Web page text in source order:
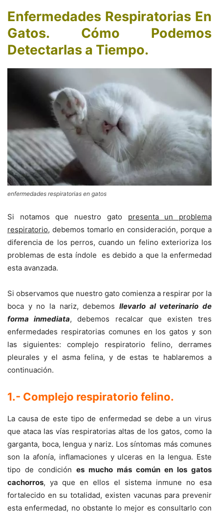
Enfermedades Respiratorias En
Gatos. Cómo Podemos
Detectarlas a Tiempo.
enfermedades respiratorias en gatos
Si notamos que nuestro gato presenta un problema
respiratorio, debemos tomarlo en consideración, porque a
diferencia de los perros, cuando un felino exterioriza los
problemas de esta índole es debido a que la enfermedad
esta avanzada.
Si observamos que nuestro gato comienza a respirar por la
boca y no la nariz, debemos llevarlo al veterinario de
forma inmediata, debemos recalcar que existen tres
enfermedades respiratorias comunes en los gatos y son
las siguientes: complejo respiratorio felino, derrames
pleurales y el asma felina, y de estas te hablaremos a
continuación.
1.- Complejo respiratorio felino.
La causa de este tipo de enfermedad se debe a un virus
que ataca las vías respiratorias altas de los gatos, como la
garganta, boca, lengua y nariz. Los síntomas más comunes
son la afonía, inflamaciones y ulceras en la lengua. Este
tipo de condición es mucho más común en los gatos
cachorros, ya que en ellos el sistema inmune no esa
fortalecido en su totalidad, existen vacunas para prevenir
esta enfermedad, no obstante lo mejor es consultarlo con